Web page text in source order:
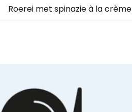
Roerei met spinazie à la crème